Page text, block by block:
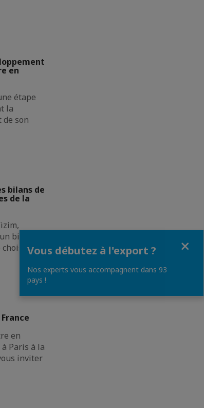
en
étape
la
de son
bilans de
de la
bilan de
choisir les
en
Paris à la
inviter
Vous débutez à l'export ?
Nos experts vous accompagnent dans 93
pays !